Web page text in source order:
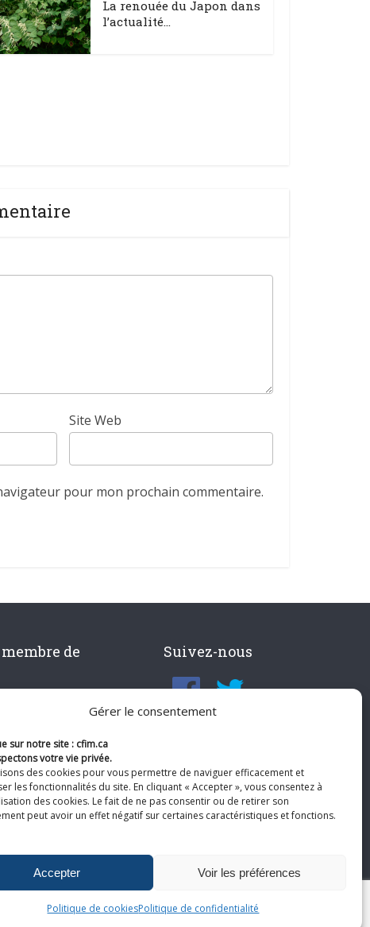
Gérer le consentement
sur notre site : cfim.ca
votre vie privée.
des cookies pour vous permettre de naviguer efficacement et
les fonctionnalités du site. En cliquant « Accepter », vous consentez à
des cookies. Le fait de ne pas consentir ou de retirer son
peut avoir un effet négatif sur certaines caractéristiques et fonctions.
Accepter Voir les préférences
Politique de cookiesPolitique de confidentialité
La renouée du Japon dans
l’actualité...
Site Web
pour mon prochain commentaire.
de
Suivez-nous